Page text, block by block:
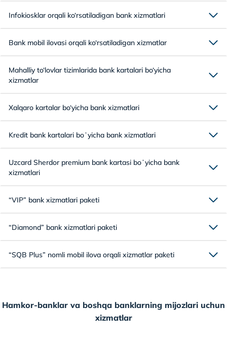
Infokiosklar orqali ko‘rsatiladigan bank xizmatlari
Bank mobil ilovasi orqali ko‘rsatiladigan xizmatlar
Mahalliy to‘lovlar tizimlarida bank kartalari bo‘yicha
xizmatlar
Xalqaro kartalar bo‘yicha bank xizmatlari
Kredit bank kartalari boʻyicha bank xizmatlari
Uzcard Sherdor premium bank kartasi boʻyicha bank
xizmatlari
“VIP” bank xizmatlari paketi
“Diamond” bank xizmatlari paketi
“SQB Plus” nomli mobil ilova orqali xizmatlar paketi
Hamkor-banklar va boshqa banklarning mijozlari uchun
xizmatlar